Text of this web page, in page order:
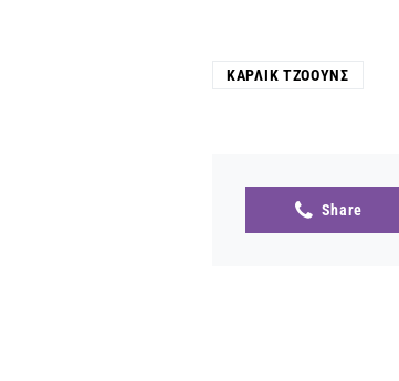
ΚΆΡΛΙΚ ΤΖΌΟΥΝΣ
Share